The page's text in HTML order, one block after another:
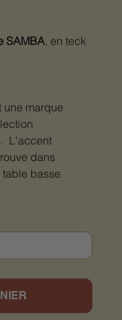
SAMBA, en teck
une marque
L'accent
dans
basse